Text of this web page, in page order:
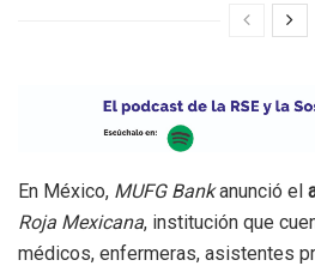
En México, MUFG Bankanunció el
Roja Mexicana, institución que
médicos, enfermeras, asistentes